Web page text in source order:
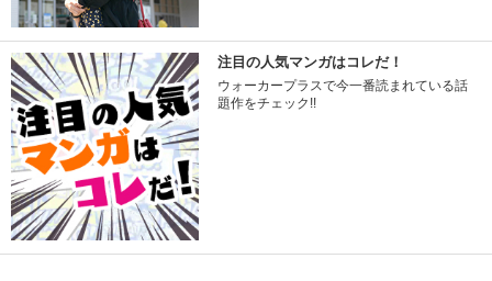
注目の人気マンガはコレだ！
ウォーカープラスで今一番読まれている話
題作をチェック!!